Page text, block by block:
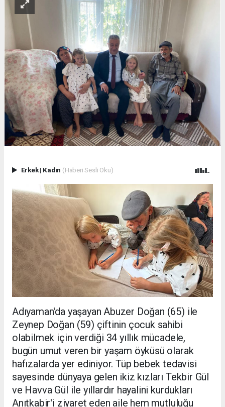
Erkek| Kadın (Haberi Sesli Oku)
Adıyaman'da yaşayan Abuzer Doğan (65) ile
Zeynep Doğan (59) çiftinin çocuk sahibi
olabilmek için verdiği 34 yıllık mücadele,
bugün umut veren bir yaşam öyküsü olarak
hafızalarda yer ediniyor. Tüp bebek tedavisi
sayesinde dünyaya gelen ikiz kızları Tekbir Gül
ve Havva Gül ile yıllardır hayalini kurdukları
Anıtkabir'i ziyaret eden aile hem mutluluğu